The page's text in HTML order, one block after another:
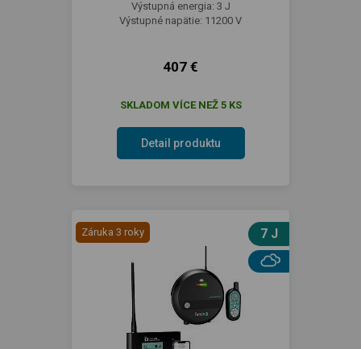
Výstupná energia: 3 J
Výstupné napätie: 11200 V
407 €
SKLADOM VÍCE NEŽ 5 KS
Detail produktu
Záruka 3 roky 7 J